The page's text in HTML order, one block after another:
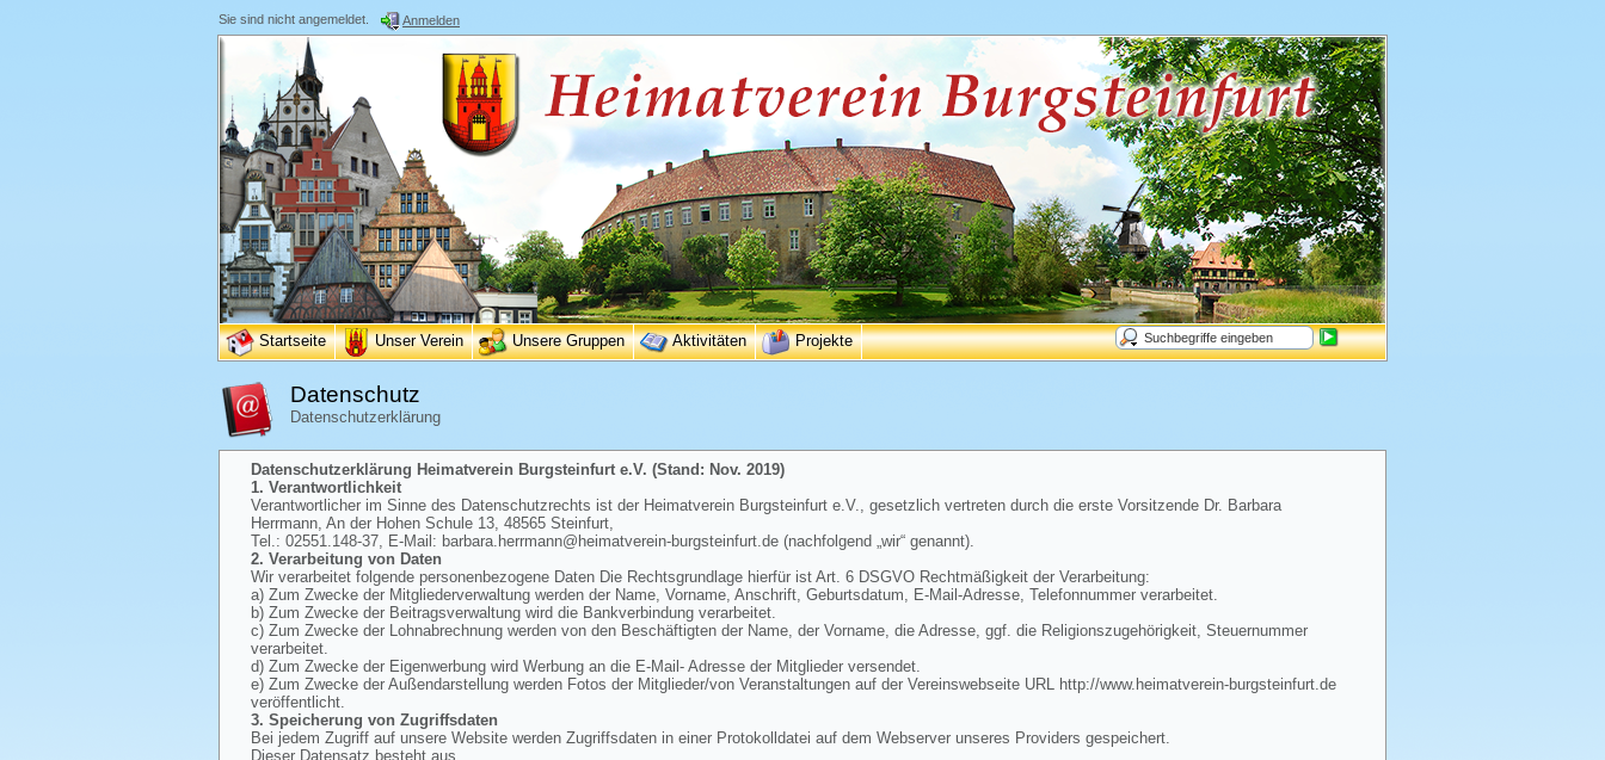
Sie sind nicht angemeldet. Anmelden
Startseite Unser Verein Unsere Gruppen Aktivitäten Projekte
Datenschutz
Datenschutzerklärung
Datenschutzerklärung Heimatverein Burgsteinfurt e.V. (Stand: Nov. 2019)
1. Verantwortlichkeit
Verantwortlicher im Sinne des Datenschutzrechts ist der Heimatverein Burgsteinfurt e.V., gesetzlich vertreten durch die erste Vorsitzende Dr. Barbara
Herrmann, An der Hohen Schule 13, 48565 Steinfurt,
Tel.: 02551.148-37, E-Mail: barbara.herrmann@heimatverein-burgsteinfurt.de (nachfolgend „wir“ genannt).
2. Verarbeitung von Daten
Wir verarbeitet folgende personenbezogene Daten Die Rechtsgrundlage hierfür ist Art. 6 DSGVO Rechtmäßigkeit der Verarbeitung:
a) Zum Zwecke der Mitgliederverwaltung werden der Name, Vorname, Anschrift, Geburtsdatum, E-Mail-Adresse, Telefonnummer verarbeitet.
b) Zum Zwecke der Beitragsverwaltung wird die Bankverbindung verarbeitet.
c) Zum Zwecke der Lohnabrechnung werden von den Beschäftigten der Name, der Vorname, die Adresse, ggf. die Religionszugehörigkeit, Steuernummer
verarbeitet.
d) Zum Zwecke der Eigenwerbung wird Werbung an die E-Mail- Adresse der Mitglieder versendet.
e) Zum Zwecke der Außendarstellung werden Fotos der Mitglieder/von Veranstaltungen auf der Vereinswebseite URL http://www.heimatverein-burgsteinfurt.de
veröffentlicht.
3. Speicherung von Zugriffsdaten
Bei jedem Zugriff auf unsere Website werden Zugriffsdaten in einer Protokolldatei auf dem Webserver unseres Providers gespeichert.
Dieser Datensatz besteht aus